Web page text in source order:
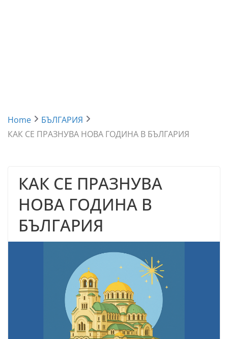
Home
БЪЛГАРИЯ
КАК СЕ ПРАЗНУВА НОВА ГОДИНА В БЪЛГАРИЯ
КАК СЕ ПРАЗНУВА
НОВА ГОДИНА В
БЪЛГАРИЯ